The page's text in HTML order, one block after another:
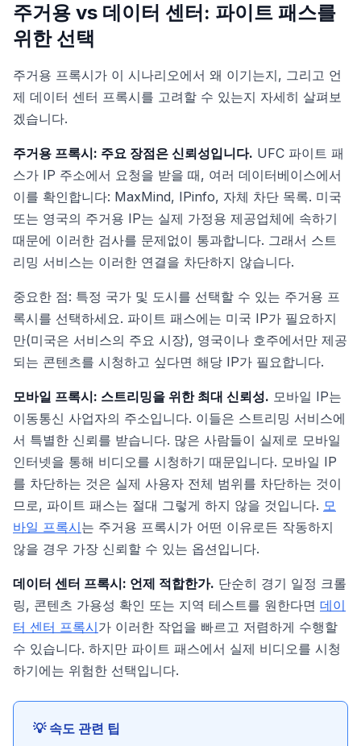
주거용 vs 데이터 센터: 파이트 패스를
위한 선택
주거용 프록시가 이 시나리오에서 왜 이기는지, 그리고 언
제 데이터 센터 프록시를 고려할 수 있는지 자세히 살펴보
겠습니다.
주거용 프록시: 주요 장점은 신뢰성입니다. UFC 파이트 패
스가 IP 주소에서 요청을 받을 때, 여러 데이터베이스에서
이를 확인합니다: MaxMind, IPinfo, 자체 차단 목록. 미국
또는 영국의 주거용 IP는 실제 가정용 제공업체에 속하기
때문에 이러한 검사를 문제없이 통과합니다. 그래서 스트
리밍 서비스는 이러한 연결을 차단하지 않습니다.
중요한 점: 특정 국가 및 도시를 선택할 수 있는 주거용 프
록시를 선택하세요. 파이트 패스에는 미국 IP가 필요하지
만(미국은 서비스의 주요 시장), 영국이나 호주에서만 제공
되는 콘텐츠를 시청하고 싶다면 해당 IP가 필요합니다.
모바일 프록시: 스트리밍을 위한 최대 신뢰성. 모바일 IP는
이동통신 사업자의 주소입니다. 이들은 스트리밍 서비스에
서 특별한 신뢰를 받습니다. 많은 사람들이 실제로 모바일
인터넷을 통해 비디오를 시청하기 때문입니다. 모바일 IP
를 차단하는 것은 실제 사용자 전체 범위를 차단하는 것이
므로, 파이트 패스는 절대 그렇게 하지 않을 것입니다. 모
바일 프록시는 주거용 프록시가 어떤 이유로든 작동하지
않을 경우 가장 신뢰할 수 있는 옵션입니다.
데이터 센터 프록시: 언제 적합한가. 단순히 경기 일정 크롤
링, 콘텐츠 가용성 확인 또는 지역 테스트를 원한다면 데이
터 센터 프록시가 이러한 작업을 빠르고 저렴하게 수행할
수 있습니다. 하지만 파이트 패스에서 실제 비디오를 시청
하기에는 위험한 선택입니다.
💡 속도 관련 팁